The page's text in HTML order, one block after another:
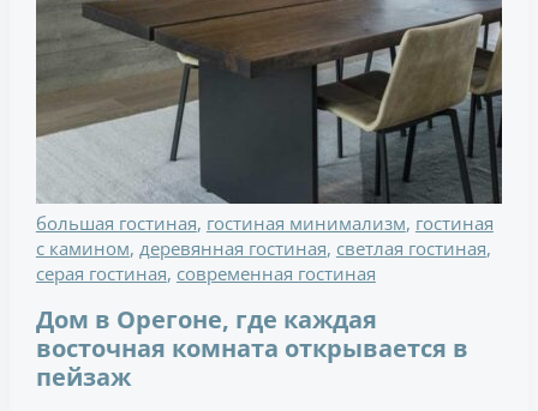
большая гостиная, гостиная минимализм, гостиная
с камином, деревянная гостиная, светлая гостиная,
серая гостиная, современная гостиная
Дом в Орегоне, где каждая
восточная комната открывается в
пейзаж